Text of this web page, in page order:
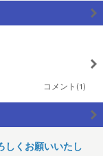
コメント(1)
しくお願いいたし